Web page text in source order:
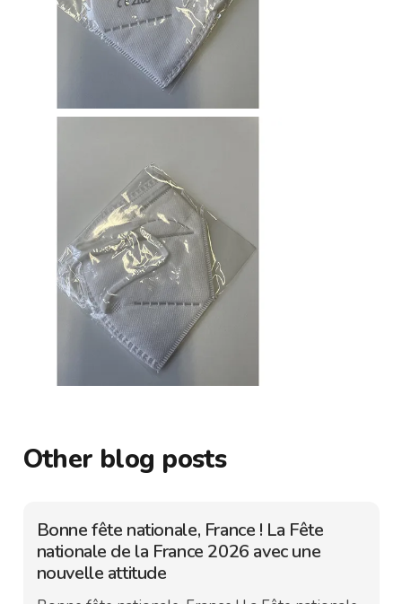
Other blog posts
Bonne fête nationale, France ! La Fête
nationale de la France 2026 avec une
nouvelle attitude